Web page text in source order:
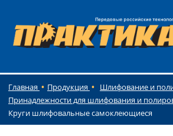
Главная Продукция
Шлифование и
Принадлежности для шлифования и
Круги шлифовальные самоклеющиеся